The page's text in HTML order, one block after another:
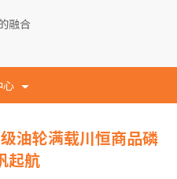
融合
心
油轮满载川恒商品磷
起航